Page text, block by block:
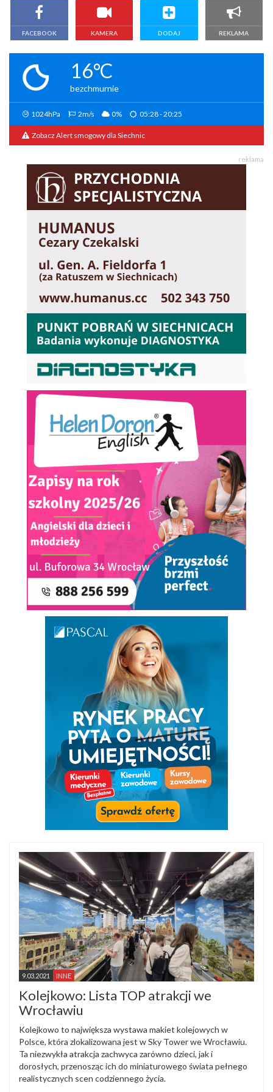
FACEBOOK KAMERA DODAJ REKLAMA
16°C
bezchmurnie
1024hPa 2m/s 0% 05:28 - 20:25
Zobacz Alert smogowy dla Siechnic
reklama
9.03.2021 INNE
Kolejkowo: Lista TOP atrakcji we
Wrocławiu
Kolejkowo to największa wystawa makiet kolejowych w
Polsce, która zlokalizowana jest w Sky Tower we Wrocławiu.
Ta niezwykła atrakcja zachwyca zarówno dzieci, jak i
dorosłych, przenosząc ich do miniaturowego świata pełnego
realistycznych scen codziennego życia.